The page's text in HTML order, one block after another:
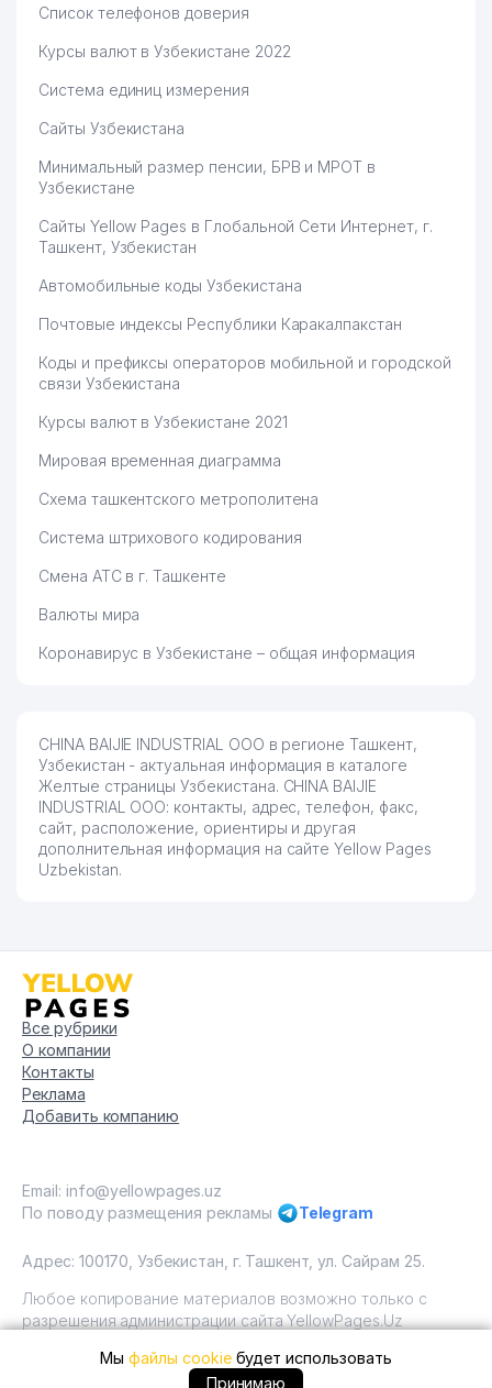
Список телефонов доверия
Курсы валют в Узбекистане 2022
Система единиц измерения
Сайты Узбекистана
Минимальный размер пенсии, БРВ и МРОТ в
Узбекистане
Сайты Yellow Pages в Глобальной Сети Интернет, г.
Ташкент, Узбекистан
Автомобильные коды Узбекистана
Почтовые индексы Республики Каракалпакстан
Коды и префиксы операторов мобильной и городской
связи Узбекистана
Курсы валют в Узбекистане 2021
Мировая временная диаграмма
Схема ташкентского метрополитена
Система штрихового кодирования
Смена АТС в г. Ташкенте
Валюты мира
Коронавирус в Узбекистане – общая информация
CHINA BAIJIE INDUSTRIAL ООО в регионе Ташкент,
Узбекистан - актуальная информация в каталоге
Желтые страницы Узбекистана. CHINA BAIJIE
INDUSTRIAL ООО: контакты, адрес, телефон, факс,
сайт, расположение, ориентиры и другая
дополнительная информация на сайте Yellow Pages
Uzbekistan.
+99890 ... позвонить
Все рубрики
О компании
Контакты
Реклама
Добавить компанию
Email: info@yellowpages.uz
По поводу размещения рекламы
Telegram
Адрес: 100170, Узбекистан, г. Ташкент, ул. Сайрам 25.
Любое копирование материалов возможно только с
разрешения администрации сайта YellowPages.Uz
Copyright © Yellow Pages Uzbekistan, 2009 - 2026 / ООО
"Yellow Pages". Все права защищены All rights reserved.
Мыфайлы cookieбудет использовать
Принимаю